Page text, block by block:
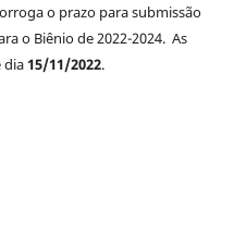
o prazo para submissão
o Biênio de 2022-2024. As
dia15/11/2022.